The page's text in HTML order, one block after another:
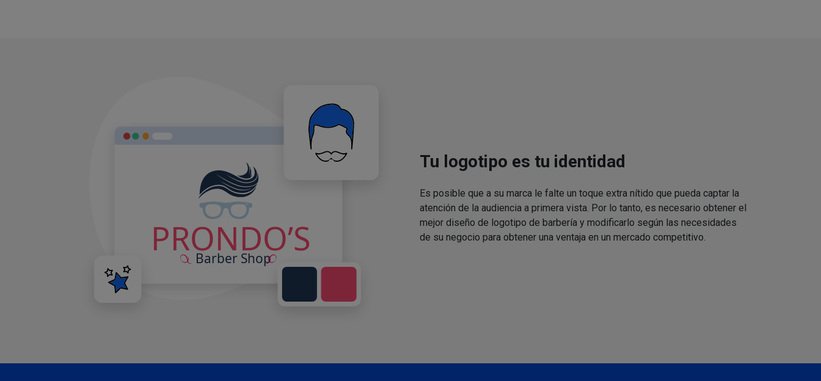
Tu logotipo es tu identidad
Es posible que a su marca le falte un toque extra nítido que pueda captar la
atención de la audiencia a primera vista. Por lo tanto, es necesario obtener el
mejor diseño de logotipo de barbería y modificarlo según las necesidades
de su negocio para obtener una ventaja en un mercado competitivo.